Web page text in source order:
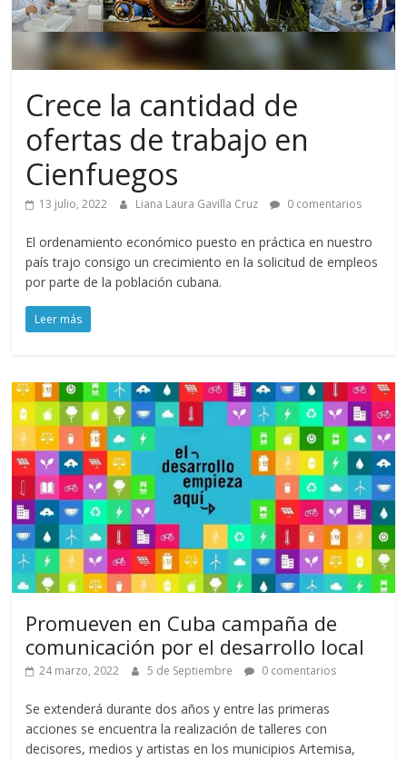
Crece la cantidad de
ofertas de trabajo en
Cienfuegos
13 julio, 2022 Liana Laura Gavilla Cruz 0 comentarios
El ordenamiento económico puesto en práctica en nuestro
país trajo consigo un crecimiento en la solicitud de empleos
por parte de la población cubana.
Leer más
Promueven en Cuba campaña de
comunicación por el desarrollo local
24 marzo, 2022 5 de Septiembre 0 comentarios
Se extenderá durante dos años y entre las primeras
acciones se encuentra la realización de talleres con
decisores, medios y artistas en los municipios Artemisa,